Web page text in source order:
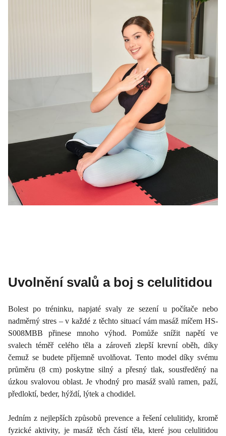
Uvolnění svalů a boj s celulitidou
Bolest po tréninku, napjaté svaly ze sezení u počítače nebo
nadměrný stres – v každé z těchto situací vám masáž míčem HS-
S008MBB přinese mnoho výhod. Pomůže snížit napětí ve
svalech téměř celého těla a zároveň zlepší krevní oběh, díky
čemuž se budete příjemně uvolňovat. Tento model díky svému
průměru (8 cm) poskytne silný a přesný tlak, soustředěný na
úzkou svalovou oblast. Je vhodný pro masáž svalů ramen, paží,
předloktí, beder, hýždí, lýtek a chodidel.
Jedním z nejlepších způsobů prevence a řešení celulitidy, kromě
fyzické aktivity, je masáž těch částí těla, které jsou celulitidou